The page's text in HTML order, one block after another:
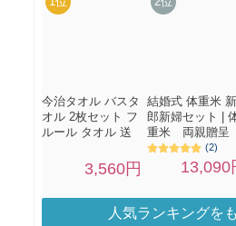
人気ランキングを